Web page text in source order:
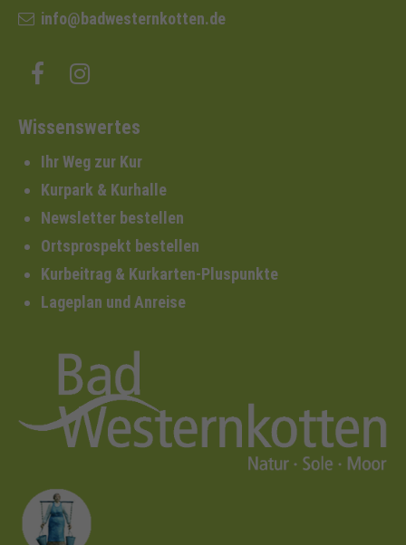
info@badwesternkotten.de
Wissenswertes
Ihr Weg zur Kur
Kurpark & Kurhalle
Newsletter bestellen
Ortsprospekt bestellen
Kurbeitrag & Kurkarten-Pluspunkte
Lageplan und Anreise